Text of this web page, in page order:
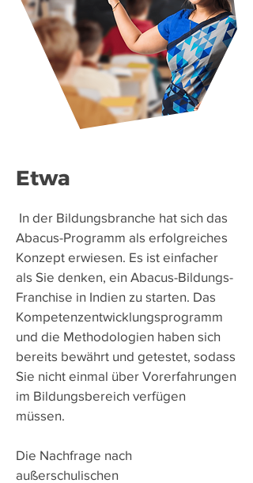
Etwa
In der Bildungsbranche hat sich das
Abacus-Programm als erfolgreiches
Konzept erwiesen. Es ist einfacher
als Sie denken, ein Abacus-Bildungs-
Franchise in Indien zu starten. Das
Kompetenzentwicklungsprogramm
und die Methodologien haben sich
bereits bewährt und getestet, sodass
Sie nicht einmal über Vorerfahrungen
im Bildungsbereich verfügen
müssen.
Die Nachfrage nach
außerschulischen